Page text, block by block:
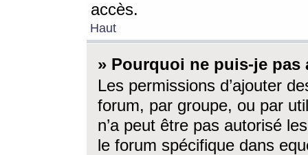
accès.
Haut
» Pourquoi ne puis-je
Les permissions d’ajouter
forum, par groupe, ou par
n’a peut être pas autorisé
le forum spécifique dans